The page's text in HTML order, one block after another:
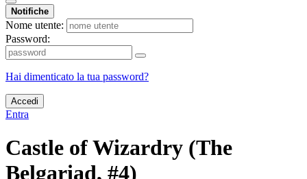
Notifiche
Nome utente:
Password:
Hai dimenticato la tua password?
Accedi
Entra
Castle of Wizardry (The
Belgariad, #4)